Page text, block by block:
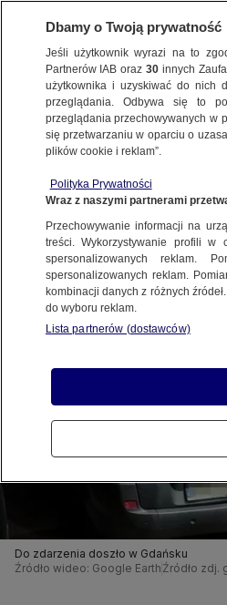
TRÓJMIASTO
przyszedł do komendy
15.10.2024, 14:37
Udostępnij
Do zdarzenia doszło w Gdańsku
Źródło wideo: Google Earth Źródło zdj.
Dbamy o Twoją prywatność
Jeśli użytkownik wyrazi na to
Partnerów IAB oraz30 innych
użytkownika i uzyskiwać do nich
przeglądania. Odbywa się to
przeglądania przechowywanych w
się przetwarzaniu w oparciu o
plików cookie i reklam”.
Polityka Prywatności
Wraz z naszymi partnerami
Przechowywanie informacji na
treści. Wykorzystywanie profili w
spersonalizowanych reklam.
spersonalizowanych reklam.
kombinacji danych z różnych
do wyboru reklam.
Lista partnerów (dostawców)